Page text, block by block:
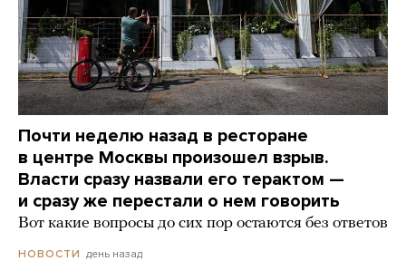
Почти неделю назад в ресторане
в центре Москвы произошел взрыв.
Власти сразу назвали его терактом —
и сразу же перестали о нем говорить
Вот какие вопросы до сих пор остаются без ответов
НОВОСТИ день назад